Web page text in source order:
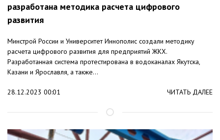
разработана методика расчета цифрового
развития
Минстрой России и Университет Иннополис создали методику
расчета цифрового развития для предприятий ЖКХ.
Разработанная система протестирована в водоканалах Якутска,
Казани и Ярославля, а также...
28.12.2023 00:01 ЧИТАТЬ ДАЛЕЕ